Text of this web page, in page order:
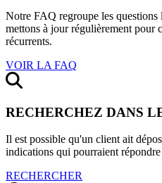
Notre FAQ regroupe les questions
mettons à jour régulièrement pour
récurrents.
VOIR LA FAQ
RECHERCHEZ DANS
Il est possible qu'un client ait
indications qui pourraient
RECHERCHER